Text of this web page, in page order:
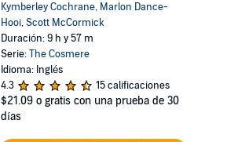
Kymberley Cochrane, Marlon Dance-
Hooi,Scott McCormick
Duración: 9 h y 57 m
Serie:The Cosmere
Idioma: Inglés
4.3
15 calificaciones
$21.09 o gratis con una prueba de 30
días